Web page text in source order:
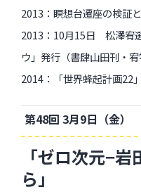
2013：瞑想台遷座の検証
2013：10月15日 松澤宥
ウ」発行（書肆山田刊・宥
2014：「世界蜂起計画22
第48回 3月9日（金）
「ゼロ次元−
ら」